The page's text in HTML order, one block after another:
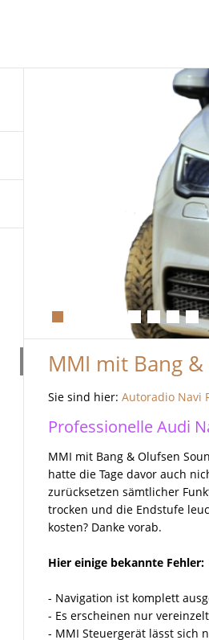
MMI mit Bang
Sie sind hier: Autoradio Navi
Professionelle Audi
MMI mit Bang & Olufsen
hatte die Tage davor auch
zurücksetzen sämtlicher
trocken und die Endstufe
kosten? Danke vorab.
Hier einige bekannte Fehler:
- Navigation ist komplett
- Es erscheinen nur
- MMI Steuergerät lässt sich